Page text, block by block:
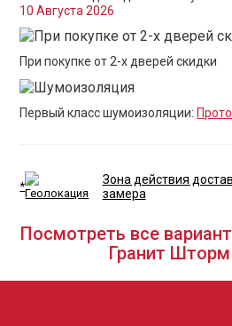
10 Августа 2026
При покупке от 2-х дверей скидки
Первый класс шумоизоляции:
*
Зона действия
замера
Посмотреть все
Гранит